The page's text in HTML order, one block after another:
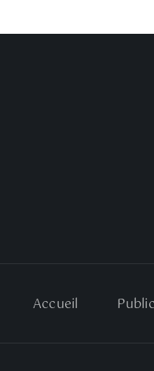
Accueil